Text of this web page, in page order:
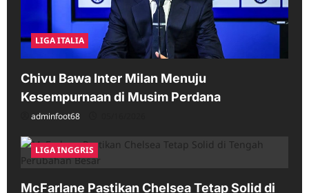
LIGA ITALIA
Chivu Bawa Inter Milan Menuju
Kesempurnaan di Musim Perdana
adminfoot68
LIGA INGGRIS
McFarlane Pastikan Chelsea Tetap Solid di